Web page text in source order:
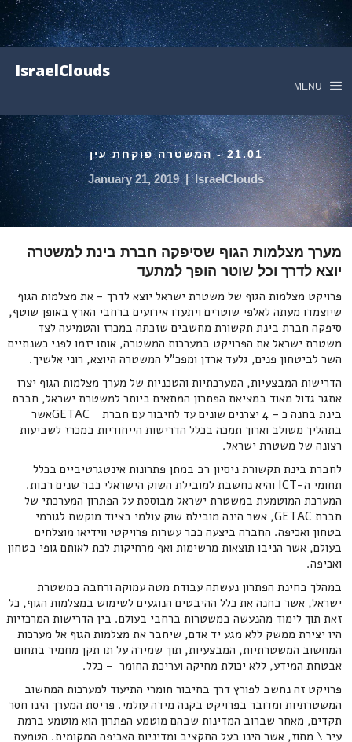
IsraelClouds
MENU
21.01 - המשטרה פוקחת עין
IsraelClouds
|
January 21, 2019
מערך מצלמות הגוף שסיפקה חברת בינת למשטרה
יוצא לדרך וכל שוטר הופך למתעד
פרויקט מצלמות הגוף של משטרת ישראל יוצא לדרך - את מצלמות הגוף
שיוצמדו מעתה לאלפי שוטרים ויתעדו אירועים ברחבי הארץ באופן שוטף,
סיפקה חברת בינת תקשורת מחשבים שזכתה במכרז והטמיעה לצד
משטרת ישראל את הפרויקט במערכות המשטרה, אותו יזמו לפני כשנתיים
השר לביטחון פנים, גלעד ארדן ומפכ"ל המשטרה היוצא, רוני אלשיך.
הדרישות המבצעיות, המערכתיות והטכניות של מערך מצלמות הגוף יצרו
אתגר גדול מאוד במציאת הפתרון המתאים ביותר למשטרת ישראל, חברת
בינת בחנה כ – 4 יצרנים שונים עד לחיבור עם חברת GETACאשר
בתהליך משולב וארוך תמכה בכלל הדרישות הייחודיות במכרז לשביעות
רצונה של משטרת ישראל.
לחברת בינת תקשורת ניסיון רב במתן פתרונות אינטגרטיביים בכלל
תחומי ה-ICT והיא נחשבת למובילת השוק הישראלי כבר שנים רבות.
המערכת המוטמעת במשטרת ישראל מבוססת על הפתרון המערכתי של
חברת GETAC, אשר הינה מובילת שוק עולמי בציוד מוקשח לגורמי
בטחון ואכיפה. החברה ביצעה כבר עשרות פרויקטי ווידיאו מוצלחים
בעולם, אשר הניבו תוצאות מרשימות ואף מרחיקות לכת לאותם גופי בטחון
ואכיפה.
במהלך בחינת הפתרון נעשתה עבודת מטה עמוקה ורחבה במשטרת
ישראל, אשר בחנה את כלל ההיבטים הנוגעים לשימוש במצלמות הגוף, כל
זאת תוך לימוד מהנעשה במשטרות ברחבי בעולם. בין הדרישות המרכזיות
היו יצירת ממשק ללא מגע יד אדם, שיחבר את מצלמות הגוף אל מערכות
המחשוב המשטרתיות, המבצעיות, תוך שמירה על תו תקן מחמיר בתחום
אבטחת המידע, ללא יכולת מחיקה ועריכת החומר - כלל.
פרויקט זה נחשב לפורץ דרך בחיבור חומרי התיעוד למערכות המחשוב
המשטרתיות ומדובר בפרויקט בקנה מידה עולמי. פריסת המערך הינו חסר
תקדים, מאחר שברוב המדינות שבהם מוטמע הפתרון הוא מוטמע ברמת
עיר \ מחוז, אשר הינו בעל התקציב ומדיניות האכיפה המקומית. הטמעת